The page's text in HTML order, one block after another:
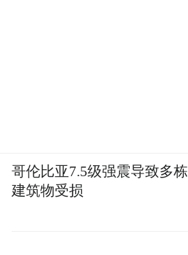
哥伦比亚7.5级强震导致多栋
建筑物受损